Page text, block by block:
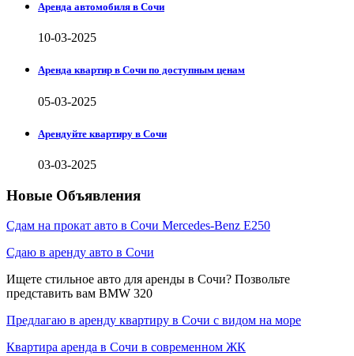
Аренда автомобиля в Сочи
10-03-2025
Аренда квартир в Сочи по доступным ценам
05-03-2025
Арендуйте квартиру в Сочи
03-03-2025
Новые Объявления
Сдам на прокат авто в Сочи Mercedes-Benz E250
Сдаю в аренду авто в Сочи
Ищете стильное авто для аренды в Сочи? Позвольте
представить вам BMW 320
Предлагаю в аренду квартиру в Сочи с видом на море
Квартира аренда в Сочи в современном ЖК